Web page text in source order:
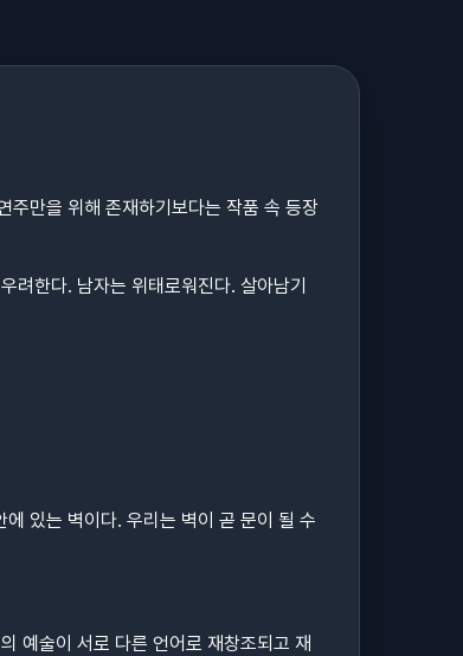
주만을 위해 존재하기보다는 작품 속 등장
려한다. 남자는 위태로워진다. 살아남기
있는 벽이다. 우리는 벽이 곧 문이 될 수
예술이 서로 다른 언어로 재창조되고 재